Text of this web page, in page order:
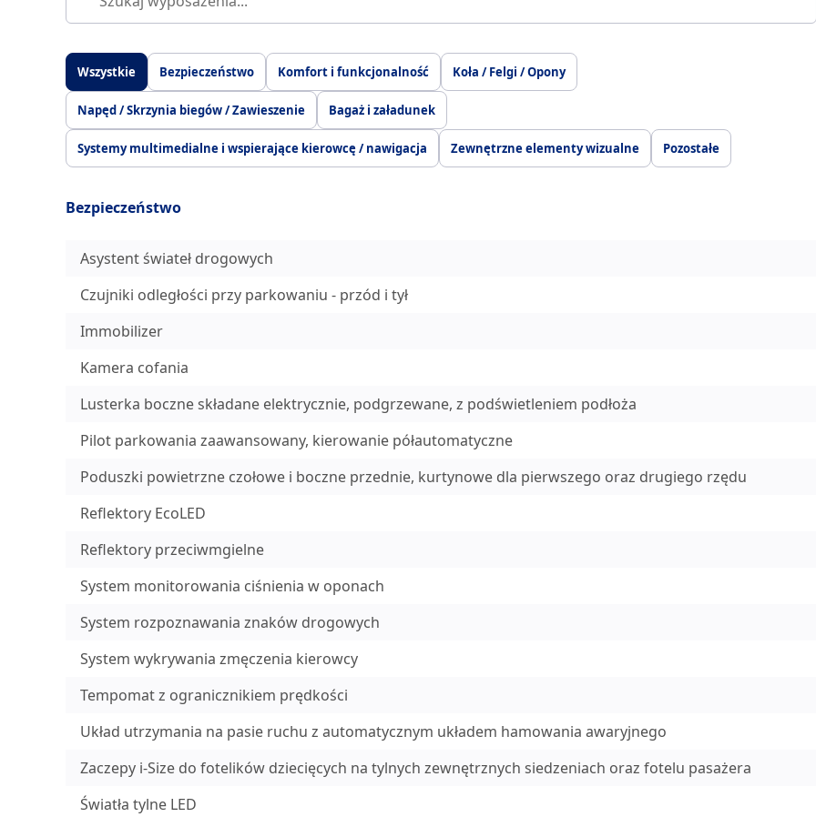
Wszystkie Bezpieczeństwo Komfort i funkcjonalność Koła / Felgi / Opony
Napęd / Skrzynia biegów / Zawieszenie Bagaż i załadunek
Systemy multimedialne i wspierające kierowcę / nawigacja Zewnętrzne elementy wizualne Pozostałe
Bezpieczeństwo
Asystent świateł drogowych
Czujniki odległości przy parkowaniu - przód i tył
Immobilizer
Kamera cofania
Lusterka boczne składane elektrycznie, podgrzewane, z podświetleniem podłoża
Pilot parkowania zaawansowany, kierowanie półautomatyczne
Poduszki powietrzne czołowe i boczne przednie, kurtynowe dla pierwszego oraz drugiego rzędu
Reflektory EcoLED
Reflektory przeciwmgielne
System monitorowania ciśnienia w oponach
System rozpoznawania znaków drogowych
System wykrywania zmęczenia kierowcy
Tempomat z ogranicznikiem prędkości
Układ utrzymania na pasie ruchu z automatycznym układem hamowania awaryjnego
Zaczepy i-Size do fotelików dziecięcych na tylnych zewnętrznych siedzeniach oraz fotelu pasażera
Światła tylne LED